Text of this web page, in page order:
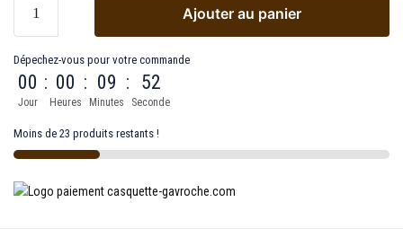
Ajouter au panier
Dépechez-vous pour votre commande
00
Jour
: 00
Heures
: 09
Minutes
: 52
Seconde
Moins de 23 produits restants !